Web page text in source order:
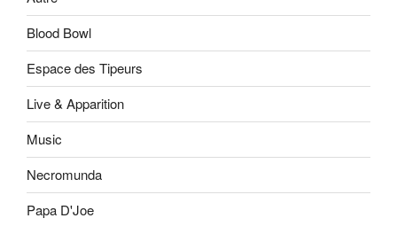
Blood Bowl
Espace des Tipeurs
Live & Apparition
Music
Necromunda
Papa D'Joe